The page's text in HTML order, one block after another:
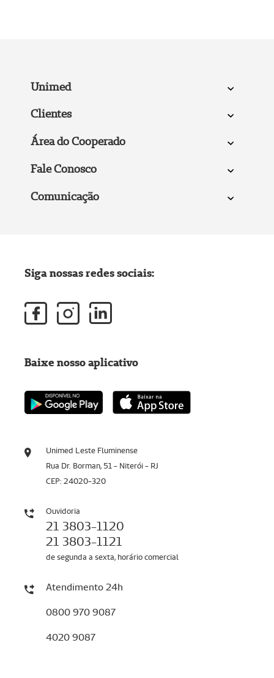
Unimed
Clientes
Área do Cooperado
Fale Conosco
Comunicação
Unimed Leste Fluminense
Rua Dr. Borman, 51 - Niterói - RJ
CEP: 24020-320
Ouvidoria
21 3803-1120
21 3803-1121
de segunda a sexta, horário comercial
Atendimento 24h
0800 970 9087
4020 9087
Siga nossas redes sociais:
Baixe nosso aplicativo